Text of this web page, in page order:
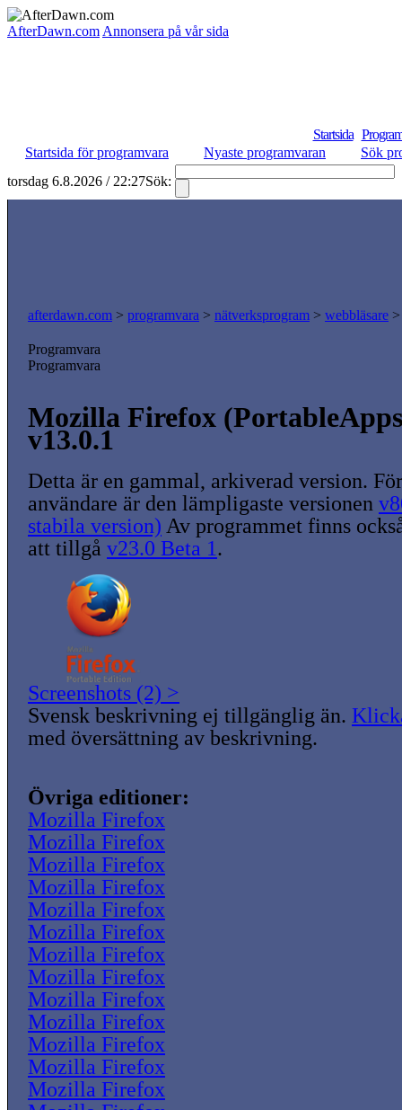
AfterDawn.com Annonsera på vår sida
Startsida
Startsida för programvara
Nyaste programvaran
Sök
torsdag 6.8.2026 / 22:27Sök:
afterdawn.com > programvara > nätverksprogram > webbläsare
Programvara
Programvara
Mozilla Firefox
v13.0.1
Detta är en gammal, arkiverad version.
användare är den lämpligaste versionen
stabila version) Av programmet finns
att tillgå v23.0 Beta 1.
Screenshots (2) >
Svensk beskrivning ej tillgänglig än.
med översättning av beskrivning.
Övriga editioner:
Mozilla Firefox
Mozilla Firefox
Mozilla Firefox
Mozilla Firefox
Mozilla Firefox
Mozilla Firefox
Mozilla Firefox
Mozilla Firefox
Mozilla Firefox
Mozilla Firefox
Mozilla Firefox
Mozilla Firefox
Mozilla Firefox